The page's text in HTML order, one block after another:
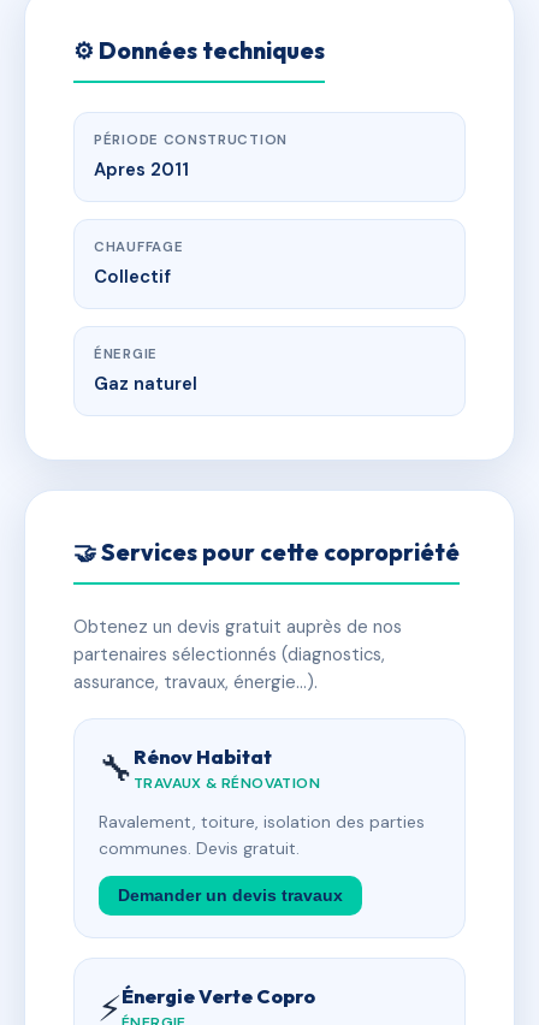
⚙️ Données techniques
PÉRIODE CONSTRUCTION
Apres 2011
CHAUFFAGE
Collectif
ÉNERGIE
Gaz naturel
🤝 Services pour cette copropriété
Obtenez un devis gratuit auprès de nos
partenaires sélectionnés (diagnostics,
assurance, travaux, énergie…).
🔧 Rénov Habitat
TRAVAUX & RÉNOVATION
Ravalement, toiture, isolation des parties
communes. Devis gratuit.
Demander un devis travaux
⚡Énergie Verte Copro